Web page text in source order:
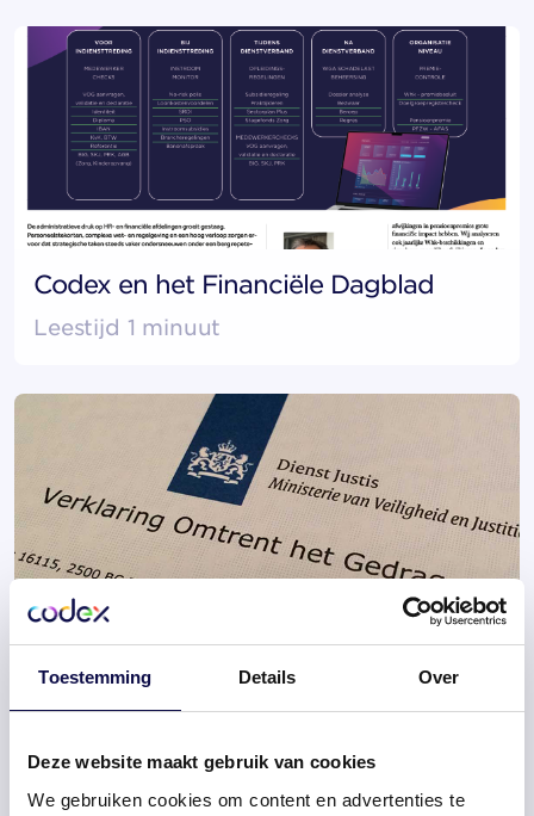
Toestemming Details Over
Deze website maakt gebruik van cookies
We gebruiken cookies om content en advertenties te
Codex en het Financiële Dagblad
Leestijd 1 minuut
Declaratie VOG-aanvragen nu ook
geautomatiseerd in AFAS